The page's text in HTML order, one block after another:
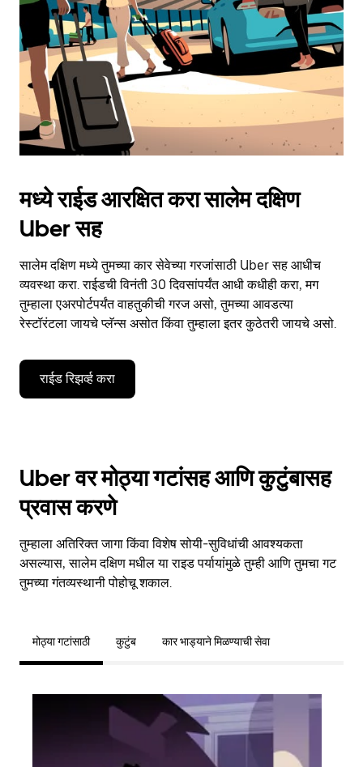
close
the
calendar.
मध्ये राईड आरक्षित करा सालेम दक्षिण
Uber सह
सालेम दक्षिण मध्ये तुमच्या कार सेवेच्या गरजांसाठी Uber सह आधीच
व्यवस्था करा. राईडची विनंती 30 दिवसांपर्यंत आधी कधीही करा, मग
तुम्हाला एअरपोर्टपर्यंत वाहतुकीची गरज असो, तुमच्या आवडत्या
रेस्टॉरंटला जायचे प्लॅन्स असोत किंवा तुम्हाला इतर कुठेतरी जायचे असो.
राईड रिझर्व्ह करा
Uber वर मोठ्या गटांसह आणि कुटुंबासह
प्रवास करणे
तुम्हाला अतिरिक्त जागा किंवा विशेष सोयी-सुविधांची आवश्यकता
असल्यास, सालेम दक्षिण मधील या राइड पर्यायांमुळे तुम्ही आणि तुमचा गट
तुमच्या गंतव्यस्थानी पोहोचू शकाल.
मोठ्या गटांसाठी कुटुंब कार भाड्याने मिळण्याची सेवा